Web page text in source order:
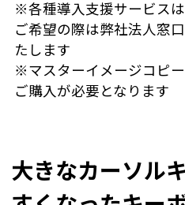
※各種導入支援サービスは
ご希望の際は弊社法人窓
たします
※マスターイメージコピ
ご購入が必要となります
大きなカーソル